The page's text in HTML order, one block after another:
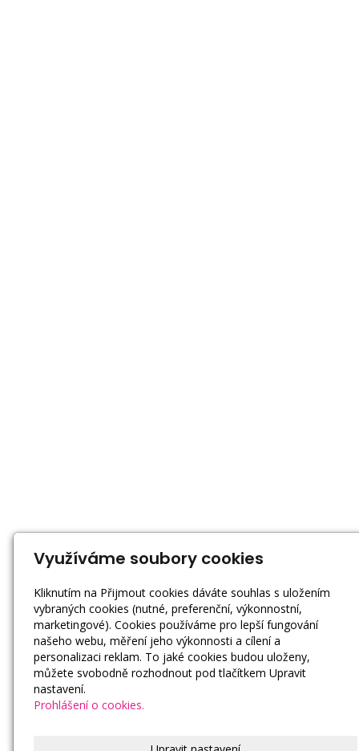
Využíváme soubory cookies
Kliknutím na Přijmout cookies dáváte souhlas s uložením
vybraných cookies (nutné, preferenční, výkonnostní,
marketingové). Cookies používáme pro lepší fungování
našeho webu, měření jeho výkonnosti a cílení a
personalizaci reklam. To jaké cookies budou uloženy,
můžete svobodně rozhodnout pod tlačítkem Upravit
nastavení.
Prohlášení o cookies.